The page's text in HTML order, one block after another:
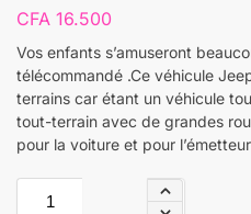
CFA 16.500
Vos enfants s’amuseront
télécommandé .Ce véhicule
terrains car étant un véhicule
tout-terrain avec de grandes
pour la voiture et pour